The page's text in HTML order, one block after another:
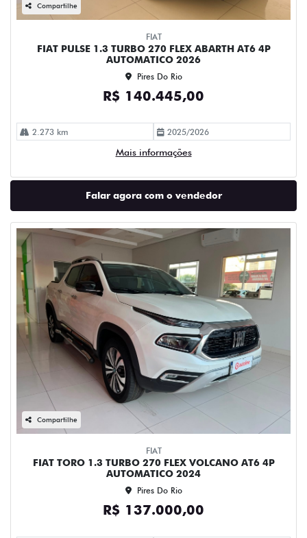
Compartilhe
FIAT
FIAT PULSE 1.3 TURBO 270 FLEX ABARTH AT6 4P
AUTOMATICO 2026
Pires Do Rio
R$ 140.445,00
2.273 km 2025/2026
Mais informações
Falar agora com o vendedor
Compartilhe
FIAT
FIAT TORO 1.3 TURBO 270 FLEX VOLCANO AT6 4P
AUTOMATICO 2024
Pires Do Rio
R$ 137.000,00